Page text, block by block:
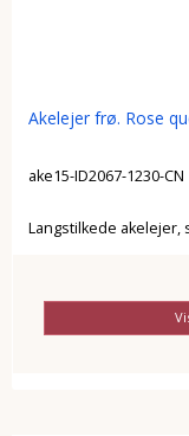
Akelejer frø. Rose
ake15-ID2067-1230-CN
Langstilkede akelejer,